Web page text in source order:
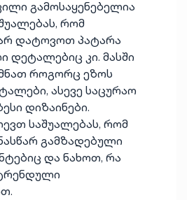
გამოსაყენებელია
რომ
დატოვოთ პატარა
დეტალებიც კი. მასში
როგორც ეზოს
ასევე საცურაო
დიზაინები.
საშუალებას, რომ
გამზადებული
და ნახოთ, რა